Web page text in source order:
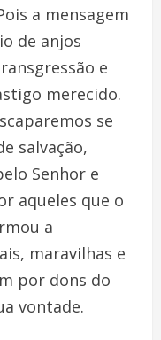
a mensagem
de anjos
e
merecido.
se
salvação,
Senhor e
aqueles que o
a
maravilhas e
por dons do
vontade.